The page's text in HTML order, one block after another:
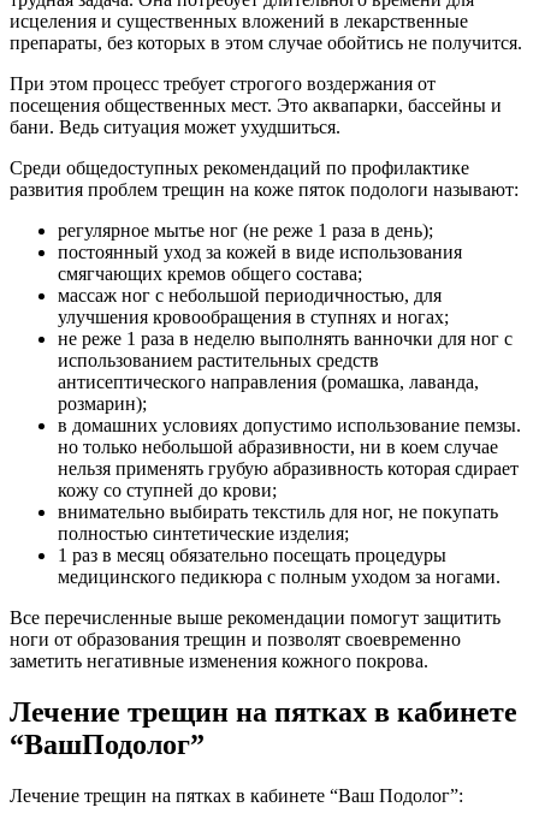
исцеления и существенных вложений в лекарственные
препараты, без которых в этом случае обойтись не получится.
При этом процесс требует строгого воздержания от
посещения общественных мест. Это аквапарки, бассейны и
бани. Ведь ситуация может ухудшиться.
Среди общедоступных рекомендаций по профилактике
развития проблем трещин на коже пяток подологи называют:
регулярное мытье ног (не реже 1 раза в день);
постоянный уход за кожей в виде использования
смягчающих кремов общего состава;
массаж ног с небольшой периодичностью, для
улучшения кровообращения в ступнях и ногах;
не реже 1 раза в неделю выполнять ванночки для ног с
использованием растительных средств
антисептического направления (ромашка, лаванда,
розмарин);
в домашних условиях допустимо использование пемзы.
но только небольшой абразивности, ни в коем случае
нельзя применять грубую абразивность которая сдирает
кожу со ступней до крови;
внимательно выбирать текстиль для ног, не покупать
полностью синтетические изделия;
1 раз в месяц обязательно посещать процедуры
медицинского педикюра с полным уходом за ногами.
Все перечисленные выше рекомендации помогут защитить
ноги от образования трещин и позволят своевременно
заметить негативные изменения кожного покрова.
Лечение трещин на пятках в кабинете
“ВашПодолог”
Лечение трещин на пятках в кабинете “Ваш Подолог”: